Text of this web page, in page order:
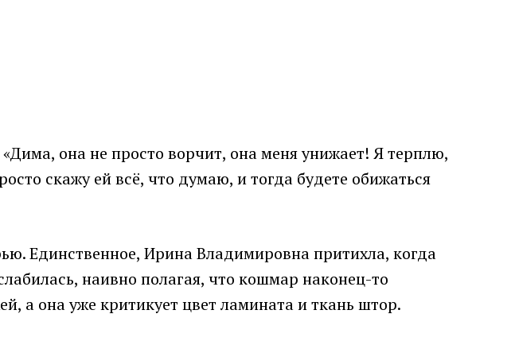
она не просто ворчит, она меня унижает! Я терплю,
скажу ей всё, что думаю, и тогда будете обижаться
Единственное, Ирина Владимировна притихла, когда
наивно полагая, что кошмар наконец-то
а она уже критикует цвет ламината и ткань штор.